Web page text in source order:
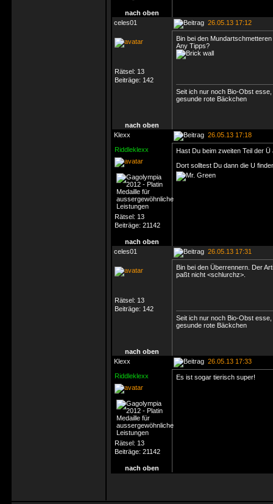
nach oben
celes01
26.05.13 17:12
Rätsel: 13
Beiträge: 142
Bin bei den
Any Tipps?
Seit ich nur noch Bio-Obst
gesunde rote Bäckchen
nach oben
Klexx
26.05.13 17:18
Riddleklexx
Rätsel: 13
Beiträge: 21142
Hast Du beim zweiten Teil der
Dort solltest Du dann die U
nach oben
celes01
26.05.13 17:31
Rätsel: 13
Beiträge: 142
Bin bei den Überrennern. Der
paßt nicht <schlurchz>.
Seit ich nur noch Bio-Obst
gesunde rote Bäckchen
nach oben
Klexx
26.05.13 17:33
Riddleklexx
Rätsel: 13
Beiträge: 21142
Es ist sogar tierisch super!
nach oben